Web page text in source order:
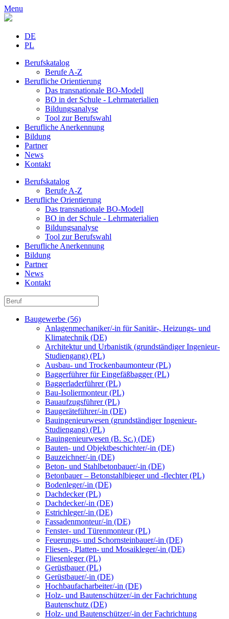
Menu
DE
PL
Berufskatalog
Berufe A-Z
Berufliche Orientierung
Das transnationale BO-Modell
BO in der Schule - Lehrmaterialien
Bildungsanalyse
Tool zur Berufswahl
Berufliche Anerkennung
Bildung
Partner
News
Kontakt
Berufskatalog
Berufe A-Z
Berufliche Orientierung
Das transnationale BO-Modell
BO in der Schule - Lehrmaterialien
Bildungsanalyse
Tool zur Berufswahl
Berufliche Anerkennung
Bildung
Partner
News
Kontakt
Baugewerbe (56)
Anlagenmechaniker/-in für Sanitär-, Heizungs- und
Klimatechnik (DE)
Architektur und Urbanistik (grundständiger Ingenieur-
Studiengang) (PL)
Ausbau- und Trockenbaumonteur (PL)
Baggerführer für Eingefäßbagger (PL)
Baggerladerführer (PL)
Bau-Isoliermonteur (PL)
Bauaufzugsführer (PL)
Baugeräteführer/-in (DE)
Bauingenieurwesen (grundständiger Ingenieur-
Studiengang) (PL)
Bauingenieurwesen (B. Sc.) (DE)
Bauten- und Objektbeschichter/-in (DE)
Bauzeichner/-in (DE)
Beton- und Stahlbetonbauer/-in (DE)
Betonbauer – Betonstahlbieger und -flechter (PL)
Bodenleger/-in (DE)
Dachdecker (PL)
Dachdecker/-in (DE)
Estrichleger/-in (DE)
Fassadenmonteur/-in (DE)
Fenster- und Türenmonteur (PL)
Feuerungs- und Schornsteinbauer/-in (DE)
Fliesen-, Platten- und Mosaikleger/-in (DE)
Fliesenleger (PL)
Gerüstbauer (PL)
Gerüstbauer/-in (DE)
Hochbaufacharbeiter/-in (DE)
Holz- und Bautenschützer/-in der Fachrichtung
Bautenschutz (DE)
Holz- und Bautenschützer/-in der Fachrichtung